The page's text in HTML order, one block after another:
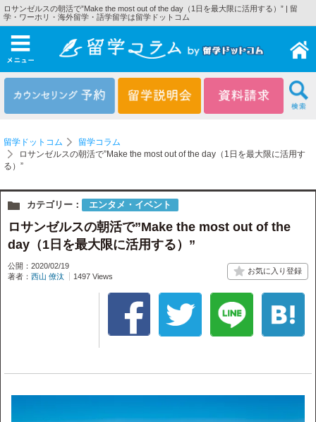
ロサンゼルスの朝活で”Make the most out of the day（1日を最大限に活用する）” | 留
学・ワーホリ・海外留学・語学留学は留学ドットコム
メニュー
留学ドットコム
留学コラム
ロサンゼルスの朝活で”Make the most out of the day（1日を最大限に活用す
る）”
カテゴリー： エンタメ・イベント
ロサンゼルスの朝活で”Make the most out of the
day（1日を最大限に活用する）”
公開：2020/02/19
著者： 西山 僚汰 1497 Views